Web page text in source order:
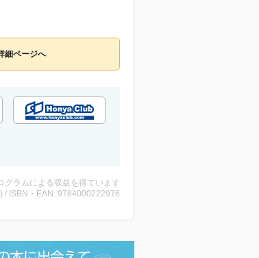
細ページへ
グラムによる収益を得ています
/ ISBN・EAN: 9784000222976